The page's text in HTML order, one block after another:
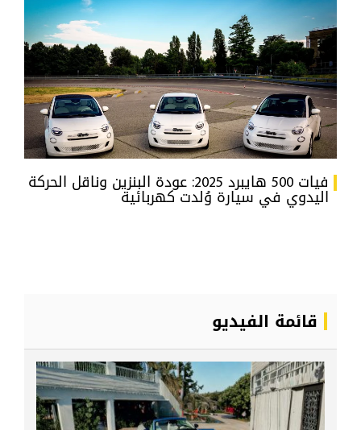
فيات 500 هايبرد 2025: عودة البنزين وناقل الحركة
اليدوي في سيارة وُلدت كهربائية
قائمة الفيديو